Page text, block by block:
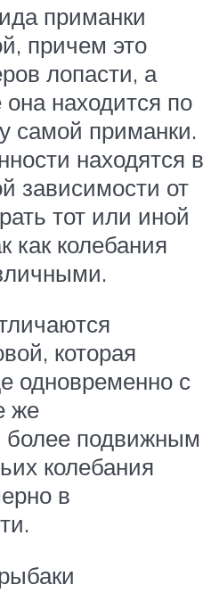
приманки
причем это
лопасти, а
она находится по
самой приманки.
находятся в
зависимости от
тот или иной
как колебания
которая
одновременно с
же
более подвижным
колебания
в